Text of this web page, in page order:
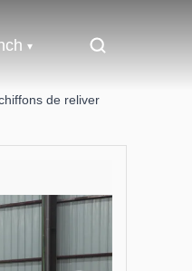
de reliver